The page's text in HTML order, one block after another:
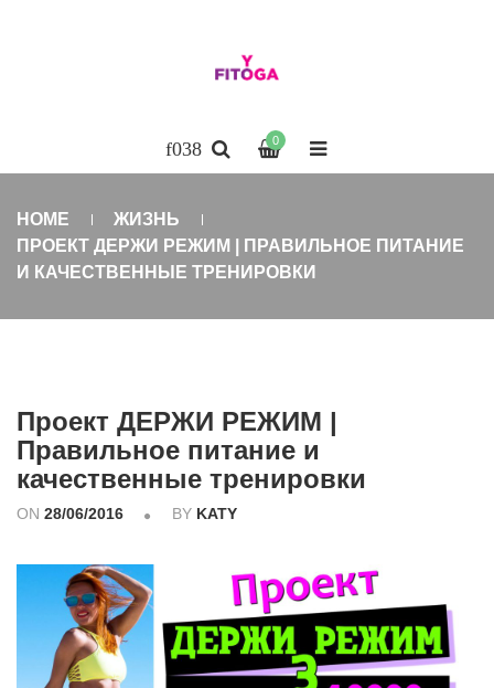
0
HOME
ЖИЗНЬ
ПРОЕКТ ДЕРЖИ РЕЖИМ | ПРАВИЛЬНОЕ ПИТАНИЕ
И КАЧЕСТВЕННЫЕ ТРЕНИРОВКИ
Проект ДЕРЖИ РЕЖИМ |
Правильное питание и
качественные тренировки
ON 28/06/2016 BY KATY